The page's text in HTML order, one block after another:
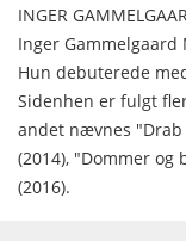
INGER
Inger Gammelgaard
Hun debuterede
Sidenhen er fulgt
andet nævnes
(2014), "Dommer
(2016).